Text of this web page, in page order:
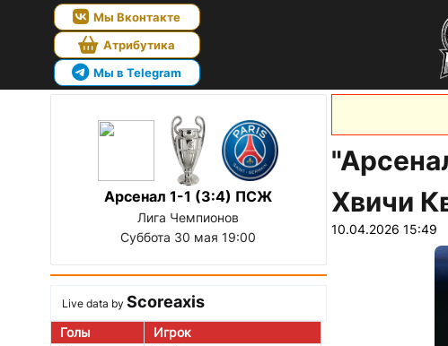
Мы Вконтакте
Атрибутика
Мы в Telegram
Арсенал 1-1 (3:4) ПСЖ
Лига Чемпионов
Суббота 30 мая 19:00
Live data by Scoreaxis
Голы
Игрок
Хвичи
10.04.2026 15:49